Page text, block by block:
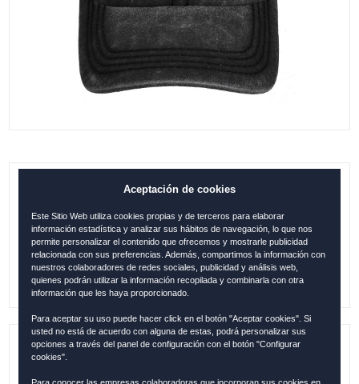
GORRA MADRID ESTILO URBANO
NEGRO
0.00€
Referencia:
Aceptación de cookies
Este Sitio Web utiliza cookies propias y de terceros para elaborar
información estadística y analizar sus hábitos de navegación, lo que nos
permite personalizar el contenido que ofrecemos y mostrarle publicidad
relacionada con sus preferencias. Además, compartimos la información con
nuestros colaboradores de redes sociales, publicidad y análisis web,
quienes podrán utilizar la información recopilada y combinarla con otra
información que les haya proporcionado.
Para aceptar su uso puede hacer click en el botón "Aceptar cookies". Si
usted no está de acuerdo con alguna de estas, podrá personalizar sus
opciones a través del panel de configuración con el botón "Configurar
cookies".